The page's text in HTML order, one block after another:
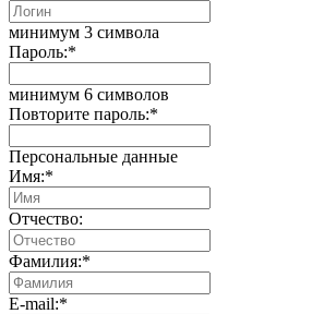
минимум 3 символа
Пароль:*
минимум 6 символов
Повторите пароль:*
Персональные данные
Имя:*
Отчество:
Фамилия:*
E-mail:*